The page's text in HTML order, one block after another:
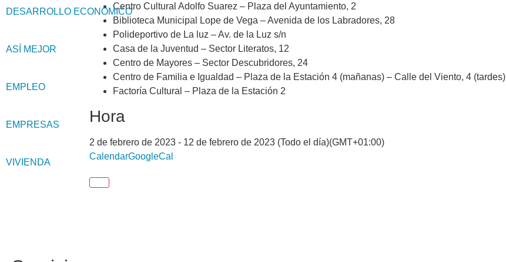
DESARROLLO ECONÓMICO
ASÍ MEJOR
EMPLEO
EMPRESAS
VIVIENDA
Centro Cultural Adolfo Suarez – Plaza del Ayuntamiento, 2
Biblioteca Municipal Lope de Vega – Avenida de los Labradores, 28
Polideportivo de La luz – Av. de la Luz s/n
Casa de la Juventud – Sector Literatos, 12
Centro de Mayores – Sector Descubridores, 24
Centro de Familia e Igualdad – Plaza de la Estación 4 (mañanas) – Calle del Viento, 4 (tardes)
Factoría Cultural – Plaza de la Estación 2
Hora
2 de febrero de 2023 - 12 de febrero de 2023 (Todo el día)(GMT+01:00)
CalendarGoogleCal